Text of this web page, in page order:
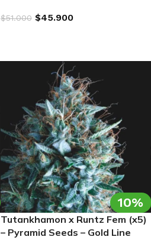
RIPPER SEEDS
$51.000 $45.900
10%
Tutankhamon x Runtz Fem (x5)
– Pyramid Seeds – Gold Line